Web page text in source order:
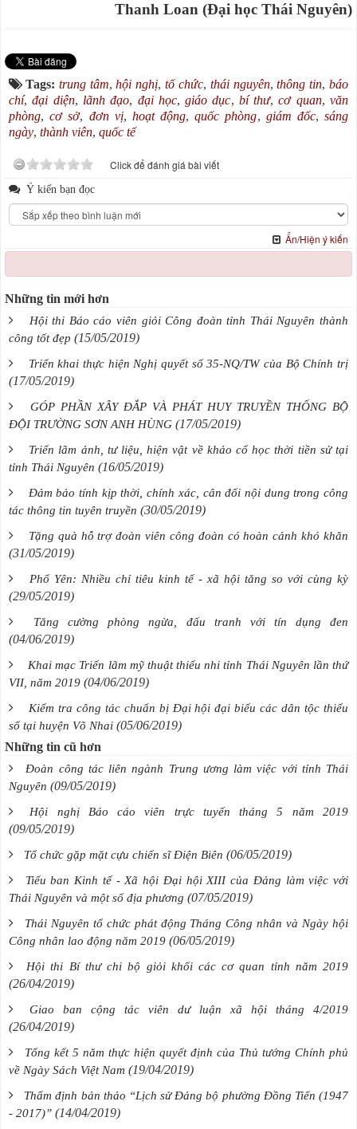
Thanh Loan (Đại học Thái Nguyên)
Tags: trung tâm,hội nghị,tổ chức, thái nguyên,thông tin,báo
chí,đại diện, lãnh đạo, đại học,giáo dục, bí thư,cơ quan,văn
phòng,cơ sở, đơn vị, hoạt động,quốc phòng, giám đốc,sáng
ngày, thành viên, quốc tế
Click để đánh giá bài viết
Ý kiến bạn đọc
Ẩn/Hiện ý kiến
Những tin mới hơn
Hội thi Báo cáo viên giỏi Công đoàn tỉnh Thái Nguyên thành
công tốt đẹp (15/05/2019)
Triển khai thực hiện Nghị quyết số 35-NQ/TW của Bộ Chính trị
(17/05/2019)
GÓP PHẦN XÂY ĐẮP VÀ PHÁT HUY TRUYỀN THỐNG BỘ
ĐỘI TRƯỜNG SƠN ANH HÙNG (17/05/2019)
Triển lãm ảnh, tư liệu, hiện vật về khảo cổ học thời tiền sử tại
tỉnh Thái Nguyên (16/05/2019)
Đảm bảo tính kịp thời, chính xác, cân đối nội dung trong công
tác thông tin tuyên truyền (30/05/2019)
Tặng quà hỗ trợ đoàn viên công đoàn có hoàn cảnh khó khăn
(31/05/2019)
Phổ Yên: Nhiều chỉ tiêu kinh tế - xã hội tăng so với cùng kỳ
(29/05/2019)
Tăng cường phòng ngừa, đấu tranh với tín dụng đen
(04/06/2019)
Khai mạc Triển lãm mỹ thuật thiếu nhi tỉnh Thái Nguyên lần thứ
VII, năm 2019 (04/06/2019)
Kiểm tra công tác chuẩn bị Đại hội đại biểu các dân tộc thiểu
số tại huyện Võ Nhai (05/06/2019)
Những tin cũ hơn
Đoàn công tác liên ngành Trung ương làm việc với tỉnh Thái
Nguyên (09/05/2019)
Hội nghị Báo cáo viên trực tuyến tháng 5 năm 2019
(09/05/2019)
Tổ chức gặp mặt cựu chiến sĩ Điện Biên (06/05/2019)
Tiểu ban Kinh tế - Xã hội Đại hội XIII của Đảng làm việc với
Thái Nguyên và một số địa phương (07/05/2019)
Thái Nguyên tổ chức phát động Tháng Công nhân và Ngày hội
Công nhân lao động năm 2019 (06/05/2019)
Hội thi Bí thư chi bộ giỏi khối các cơ quan tỉnh năm 2019
(26/04/2019)
Giao ban cộng tác viên dư luận xã hội tháng 4/2019
(26/04/2019)
Tổng kết 5 năm thực hiện quyết định của Thủ tướng Chính phủ
về Ngày Sách Việt Nam (19/04/2019)
Thẩm định bản thảo “Lịch sử Đảng bộ phường Đồng Tiến (1947
- 2017)” (14/04/2019)